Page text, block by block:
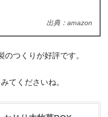
出典：amazon
つくりが好評です。
てくださいね。